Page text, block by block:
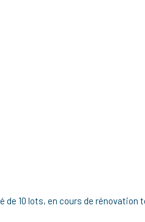
10 lots, en cours de rénovation